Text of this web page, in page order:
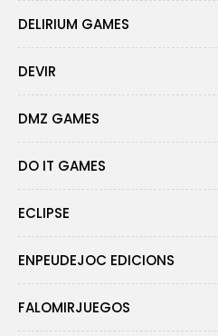
DELIRIUM GAMES
DEVIR
DMZ GAMES
DO IT GAMES
ECLIPSE
ENPEUDEJOC EDICIONS
FALOMIRJUEGOS